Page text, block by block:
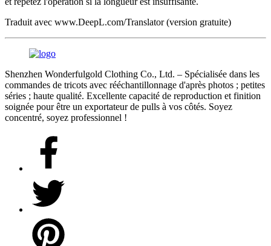
Traduit avec www.DeepL.com/Translator (version gratuite)
Shenzhen Wonderfulgold Clothing Co., Ltd. – Spécialisée dans les
commandes de tricots avec rééchantillonnage d'après photos ; petites
séries ; haute qualité. Excellente capacité de reproduction et finition
soignée pour être un exportateur de pulls à vos côtés. Soyez
concentré, soyez professionnel !